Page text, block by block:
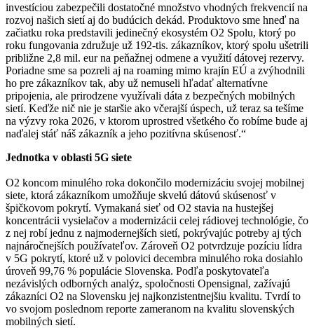
investíciou zabezpečili dostatočné množstvo vhodných frekvencií na
rozvoj našich sietí aj do budúcich dekád. Produktovo sme hneď na
začiatku roka predstavili jedinečný ekosystém O2 Spolu, ktorý po
roku fungovania združuje už 192-tis. zákazníkov, ktorý spolu ušetrili
približne 2,8 mil. eur na peňažnej odmene a využití dátovej rezervy.
Poriadne sme sa pozreli aj na roaming mimo krajín EÚ a zvýhodnili
ho pre zákazníkov tak, aby už nemuseli hľadať alternatívne
pripojenia, ale prirodzene využívali dáta z bezpečných mobilných
sietí. Keďže nič nie je staršie ako včerajší úspech, už teraz sa tešíme
na výzvy roka 2026, v ktorom uprostred všetkého čo robíme bude aj
naďalej stáť náš zákazník a jeho pozitívna skúsenosť.“
Jednotka v oblasti 5G siete
O2 koncom minulého roka dokončilo modernizáciu svojej mobilnej
siete, ktorá zákazníkom umožňuje skvelú dátovú skúsenosť v
špičkovom pokrytí. Vymakaná sieť od O2 stavia na hustejšej
koncentrácii vysielačov a modernizácii celej rádiovej technológie, čo
z nej robí jednu z najmodernejších sietí, pokrývajúc potreby aj tých
najnáročnejších používateľov. Zároveň O2 potvrdzuje pozíciu lídra
v 5G pokrytí, ktoré už v polovici decembra minulého roka dosiahlo
úroveň 99,76 % populácie Slovenska. Podľa poskytovateľa
nezávislých odborných analýz, spoločnosti Opensignal, zažívajú
zákazníci O2 na Slovensku jej najkonzistentnejšiu kvalitu. Tvrdí to
vo svojom poslednom reporte zameranom na kvalitu slovenských
mobilných sietí.